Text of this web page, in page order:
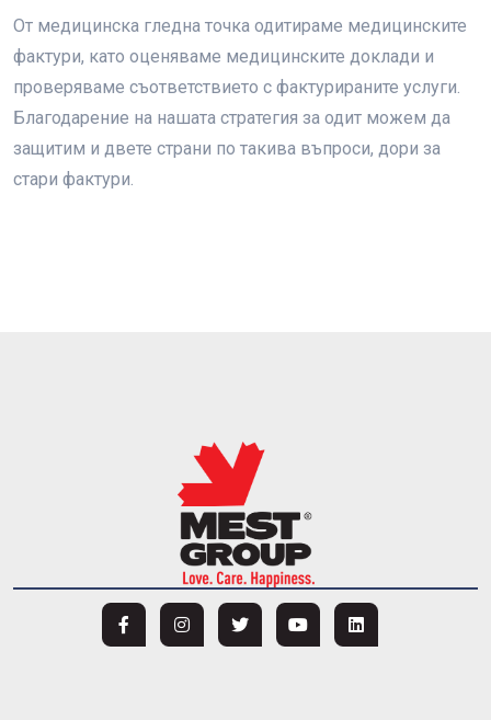
От медицинска гледна точка одитираме медицинските
фактури, като оценяваме медицинските доклади и
проверяваме съответствието с фактурираните услуги.
Благодарение на нашата стратегия за одит можем да
защитим и двете страни по такива въпроси, дори за
стари фактури.